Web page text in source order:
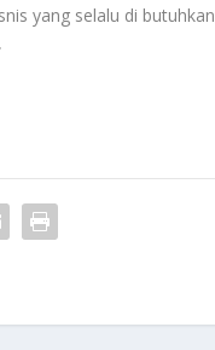
yang selalu di butuhkan